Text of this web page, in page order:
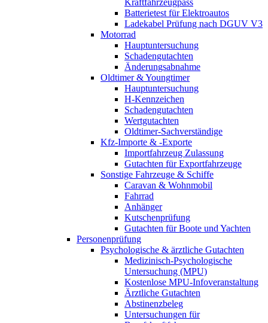
Batterietest für Elektroautos
Ladekabel Prüfung nach DGUV V3
Motorrad
Hauptuntersuchung
Schadengutachten
Änderungsabnahme
Oldtimer & Youngtimer
Hauptuntersuchung
H-Kennzeichen
Schadengutachten
Wertgutachten
Oldtimer-Sachverständige
Kfz-Importe & -Exporte
Importfahrzeug Zulassung
Gutachten für Exportfahrzeuge
Sonstige Fahrzeuge & Schiffe
Caravan & Wohnmobil
Fahrrad
Anhänger
Kutschenprüfung
Gutachten für Boote und Yachten
Personenprüfung
Psychologische & ärztliche Gutachten
Medizinisch-Psychologische
Untersuchung (MPU)
Kostenlose MPU-Infoveranstaltung
Ärztliche Gutachten
Abstinenzbeleg
Untersuchungen für